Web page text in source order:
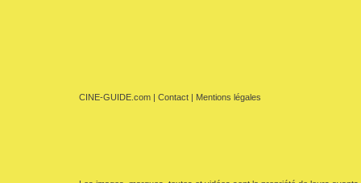
CINE-GUIDE.com | Contact | Mentions légales